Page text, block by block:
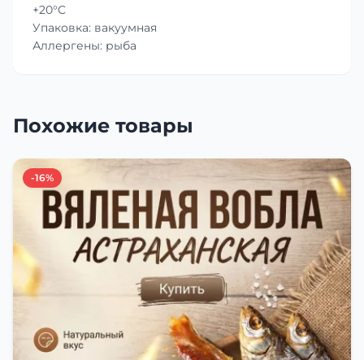
+20°C
Упаковка: вакуумная
Аллергены: рыба
Похожие товары
-16%